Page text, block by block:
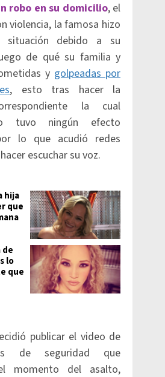
robo en su domicilio, el
violencia, la famosa hizo
situación debido a su
de qué su familia y
y golpeadas por
, esto tras hacer la
la cual
tuvo ningún efecto
lo que acudió redes
escuchar su voz.
hija
que
de
lo
que
publicar el video de
de seguridad que
momento del asalto,